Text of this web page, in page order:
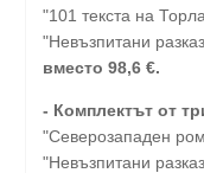
"101 текста на
"Невъзпитани
вместо 98,6 €.
- Комплектът от
"Северозападен
"Невъзпитани